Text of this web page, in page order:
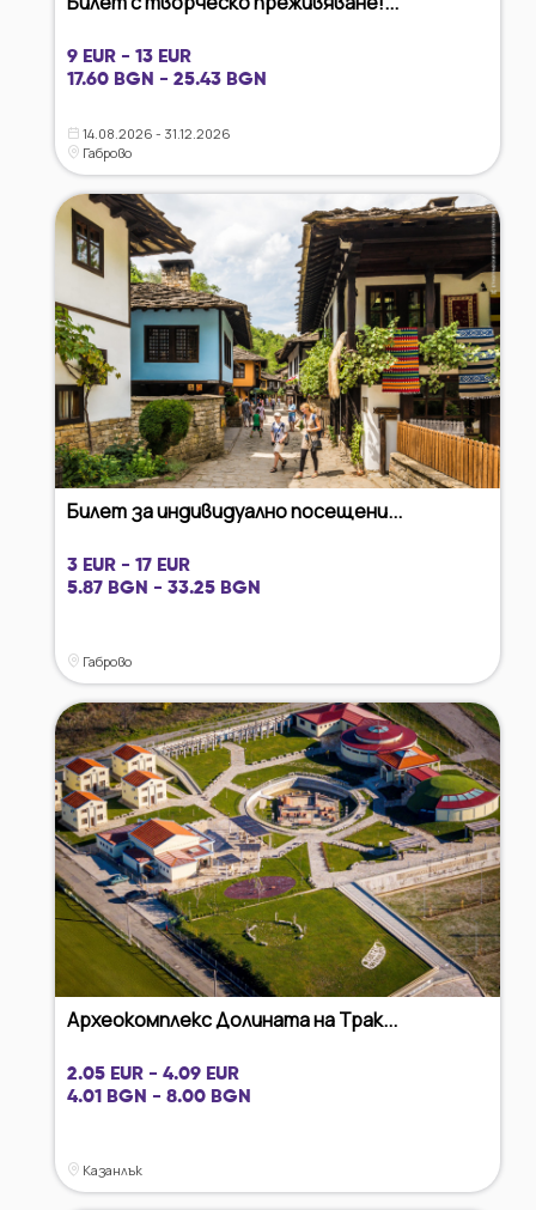
9 EUR - 13 EUR
17.60 BGN - 25.43 BGN
14.08.2026 - 31.12.2026
Габрово
Билет за индивидуално посещени...
3 EUR - 17 EUR
5.87 BGN - 33.25 BGN
Габрово
Археокомплекс Долината на Трак...
2.05 EUR - 4.09 EUR
4.01 BGN - 8.00 BGN
Казанлък